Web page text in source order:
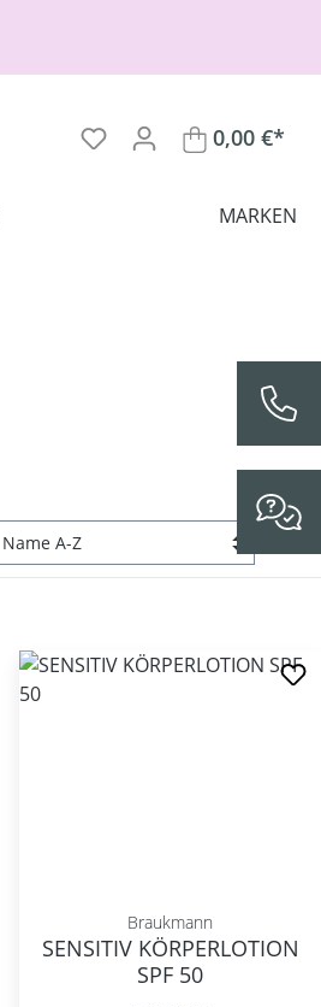
0,00 €*
MARKEN
Braukmann
SENSITIV KÖRPERLOTION
SPF 50